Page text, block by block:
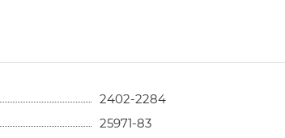
2402-2284
25971-83